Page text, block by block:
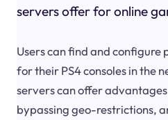
servers offer for online
Users can find and configure
for their PS4 consoles in the
servers can offer
bypassing geo-restrictions,